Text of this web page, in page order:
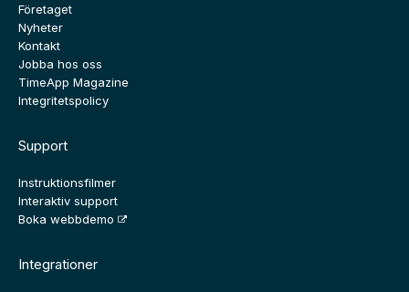
Företaget
Nyheter
Kontakt
Jobba hos oss
TimeApp Magazine
Integritetspolicy
Support
Instruktionsfilmer
Interaktiv support
Boka webbdemo
Integrationer